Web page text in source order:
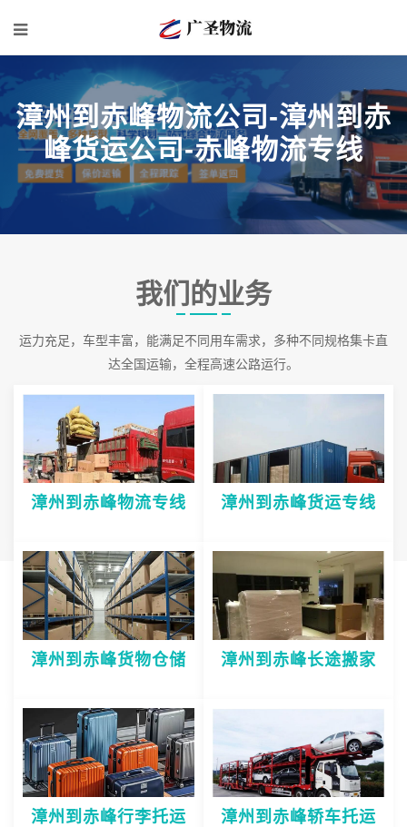
漳州到赤峰物流公司-漳州到赤
峰货运公司-赤峰物流专线
我们的业务
运力充足，车型丰富，能满足不同用车需求，多种不同规格集卡直
达全国运输，全程高速公路运行。
漳州到赤峰物流专线 漳州到赤峰货运专线
漳州到赤峰货物仓储 漳州到赤峰长途搬家
漳州到赤峰行李托运 漳州到赤峰轿车托运